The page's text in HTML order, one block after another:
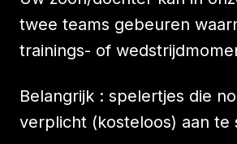
twee teams gebeuren
trainings- of
Belangrijk : spelertjes die
verplicht (kosteloos) aan te